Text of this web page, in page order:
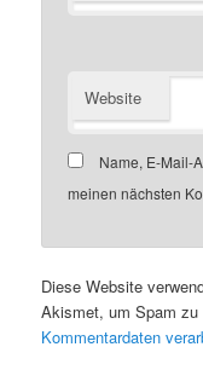
Website
Name, E-Mail-
meinen nächsten
Diese Website
Akismet, um Spam zu
Kommentardaten